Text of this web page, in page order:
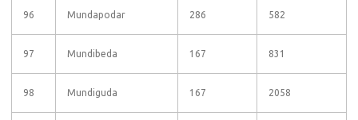
96 Mundapodar 286 582
97 Mundibeda 167 831
98 Mundiguda 167 2058